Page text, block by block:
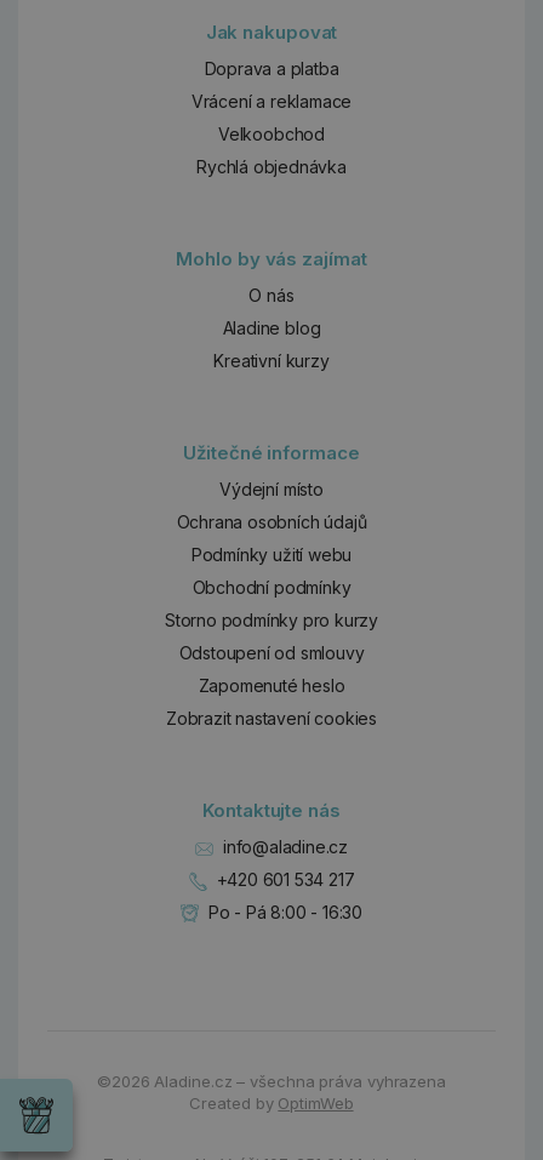
Jak nakupovat
Doprava a platba
Vrácení a reklamace
Velkoobchod
Rychlá objednávka
Mohlo by vás zajímat
O nás
Aladine blog
Kreativní kurzy
Užitečné informace
Výdejní místo
Ochrana osobních údajů
Podmínky užití webu
Obchodní podmínky
Storno podmínky pro kurzy
Odstoupení od smlouvy
Zapomenuté heslo
Zobrazit nastavení cookies
Kontaktujte nás
info@aladine.cz
+420 601 534 217
Po - Pá 8:00 - 16:30
©2026Aladine.cz – všechna práva vyhrazena
Created by OptimWeb
Wrendale
Chci si vybrat